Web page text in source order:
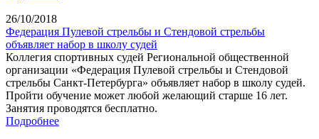
26/10/2018
Федерация Пулевой стрельбы и Стендовой стрельбы
объявляет набор в школу судей
Коллегия спортивных судей Региональной общественной
организации «Федерация Пулевой стрельбы и Стендовой
стрельбы Санкт-Петербурга» объявляет набор в школу судей.
Пройти обучение может любой желающий старше 16 лет.
Занятия проводятся бесплатно.
Подробнее